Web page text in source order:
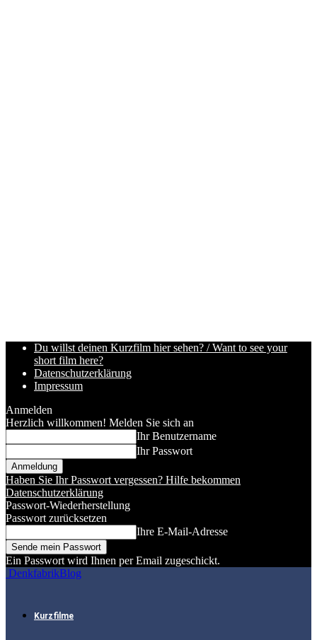
Du willst deinen Kurzfilm hier sehen? / Want to see your
short film here?
Datenschutzerklärung
Impressum
Anmelden
Herzlich willkommen! Melden Sie sich an
Ihr Benutzername
Ihr Passwort
Haben Sie Ihr Passwort vergessen? Hilfe bekommen
Datenschutzerklärung
Passwort-Wiederherstellung
Passwort zurücksetzen
Ihre E-Mail-Adresse
Ein Passwort wird Ihnen per Email zugeschickt.
DenkfabrikBlog
Kurzfilme